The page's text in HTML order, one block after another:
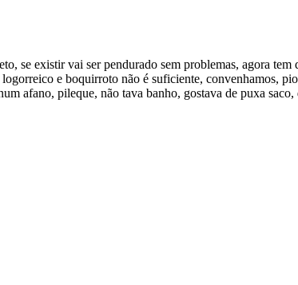
se existir vai ser pendurado sem problemas, agora
e boquirroto não é suficiente, convenhamos,
afano, pileque, não tava banho, gostava de puxa